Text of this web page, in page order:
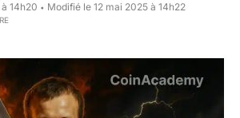
14h20 • Modifié le 12 mai 2025 à 14h22